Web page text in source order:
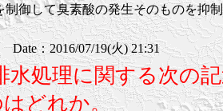
制御して臭素酸の発生そのものを抑
：2016/07/19(火) 21:31
水処理に関する次の
どれか。